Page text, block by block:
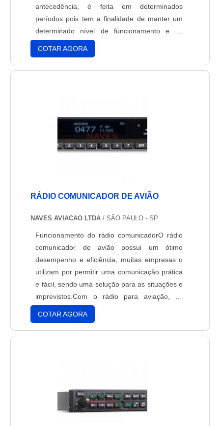
antecedência, é feita em determinados
períodos pois tem a finalidade de manter um
determinado nível de funcionamento e da
disponibilidade antes da manifestação em caso
de uma pane. A intenção de se fazer a
verificação para saber se todas as peças estão
COTAR AGORA
RÁDIO COMUNICADOR DE AVIÃO
NAVES AVIACAO LTDA / SÃO PAULO - SP
Funcionamento do rádio comunicadorO rádio
comunicador de avião possui um ótimo
desempenho e eficiência, muitas empresas o
utilizam por permitir uma comunicação prática
e fácil, sendo uma solução para as situações e
imprevistos.Com o rádio para aviação, os
usuários podem estabelecer chamadas e
conversas com um ou mais usuários, em um
mesmo canal. Portanto, permite o trabalho em
COTAR AGORA